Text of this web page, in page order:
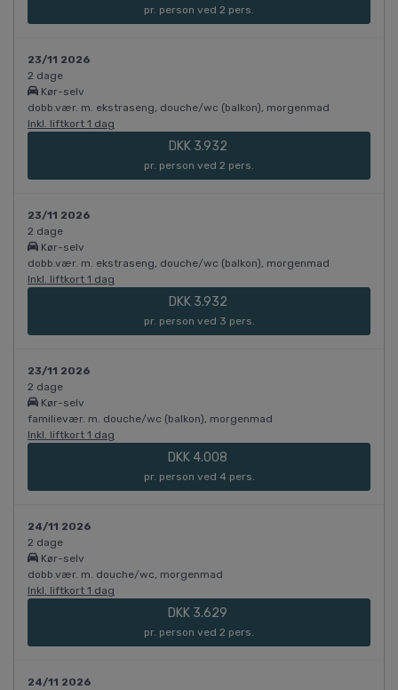
pr. person ved 2 pers.
23/11 2026
2 dage
Kør-selv
dobb.vær. m. ekstraseng, douche/wc (balkon), morgenmad
Inkl. liftkort 1 dag
DKK 3.932
pr. person ved 2 pers.
23/11 2026
2 dage
Kør-selv
dobb.vær. m. ekstraseng, douche/wc (balkon), morgenmad
Inkl. liftkort 1 dag
DKK 3.932
pr. person ved 3 pers.
23/11 2026
2 dage
Kør-selv
familievær. m. douche/wc (balkon), morgenmad
Inkl. liftkort 1 dag
DKK 4.008
pr. person ved 4 pers.
24/11 2026
2 dage
Kør-selv
dobb.vær. m. douche/wc, morgenmad
Inkl. liftkort 1 dag
DKK 3.629
pr. person ved 2 pers.
24/11 2026